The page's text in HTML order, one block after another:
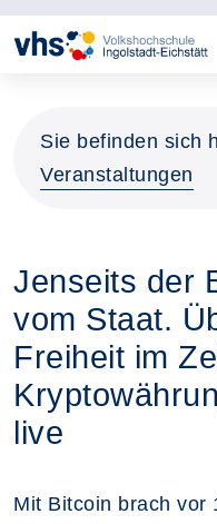
Sie befinden sich
Veranstaltungen
Jenseits der
vom Staat.
Freiheit im
live
Mit Bitcoin brach vor